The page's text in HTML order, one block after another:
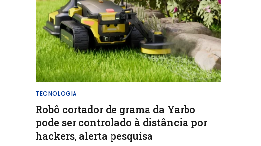
TECNOLOGIA
Robô cortador de grama da Yarbo
pode ser controlado à distância por
hackers, alerta pesquisa